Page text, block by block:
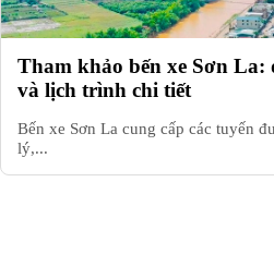
Tham khảo bến xe Sơn La:
và lịch trình chi tiết
Bến xe Sơn La cung cấp các tuyến
lý,...